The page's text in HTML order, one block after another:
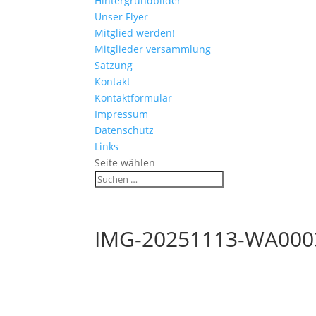
Unser Flyer
Mitglied werden!
Mitglieder versammlung
Satzung
Kontakt
Kontaktformular
Impressum
Datenschutz
Links
Seite wählen
IMG-20251113-